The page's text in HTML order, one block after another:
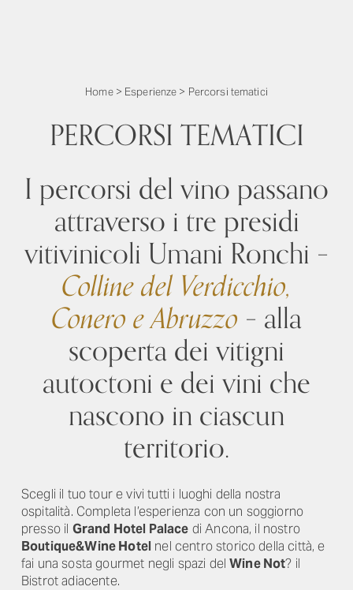
Home> Esperienze > Percorsi tematici
PERCORSI TEMATICI
I percorsi del vino passano
attraverso i tre presidi
vitivinicoli Umani Ronchi –
Colline del Verdicchio,
Conero e Abruzzo – alla
scoperta dei vitigni
autoctoni e dei vini che
nascono in ciascun
territorio.
Scegli il tuo tour e vivi tutti i luoghi della nostra
ospitalità. Completa l’esperienza con un soggiorno
presso il Grand Hotel Palace di Ancona, il nostro
Boutique&Wine Hotel nel centro storico della città, e
fai una sosta gourmet negli spazi delWine Not? il
Bistrot adiacente.